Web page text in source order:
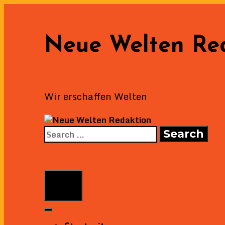
Neue Welten
Wir erschaffen Welten
Search
for: